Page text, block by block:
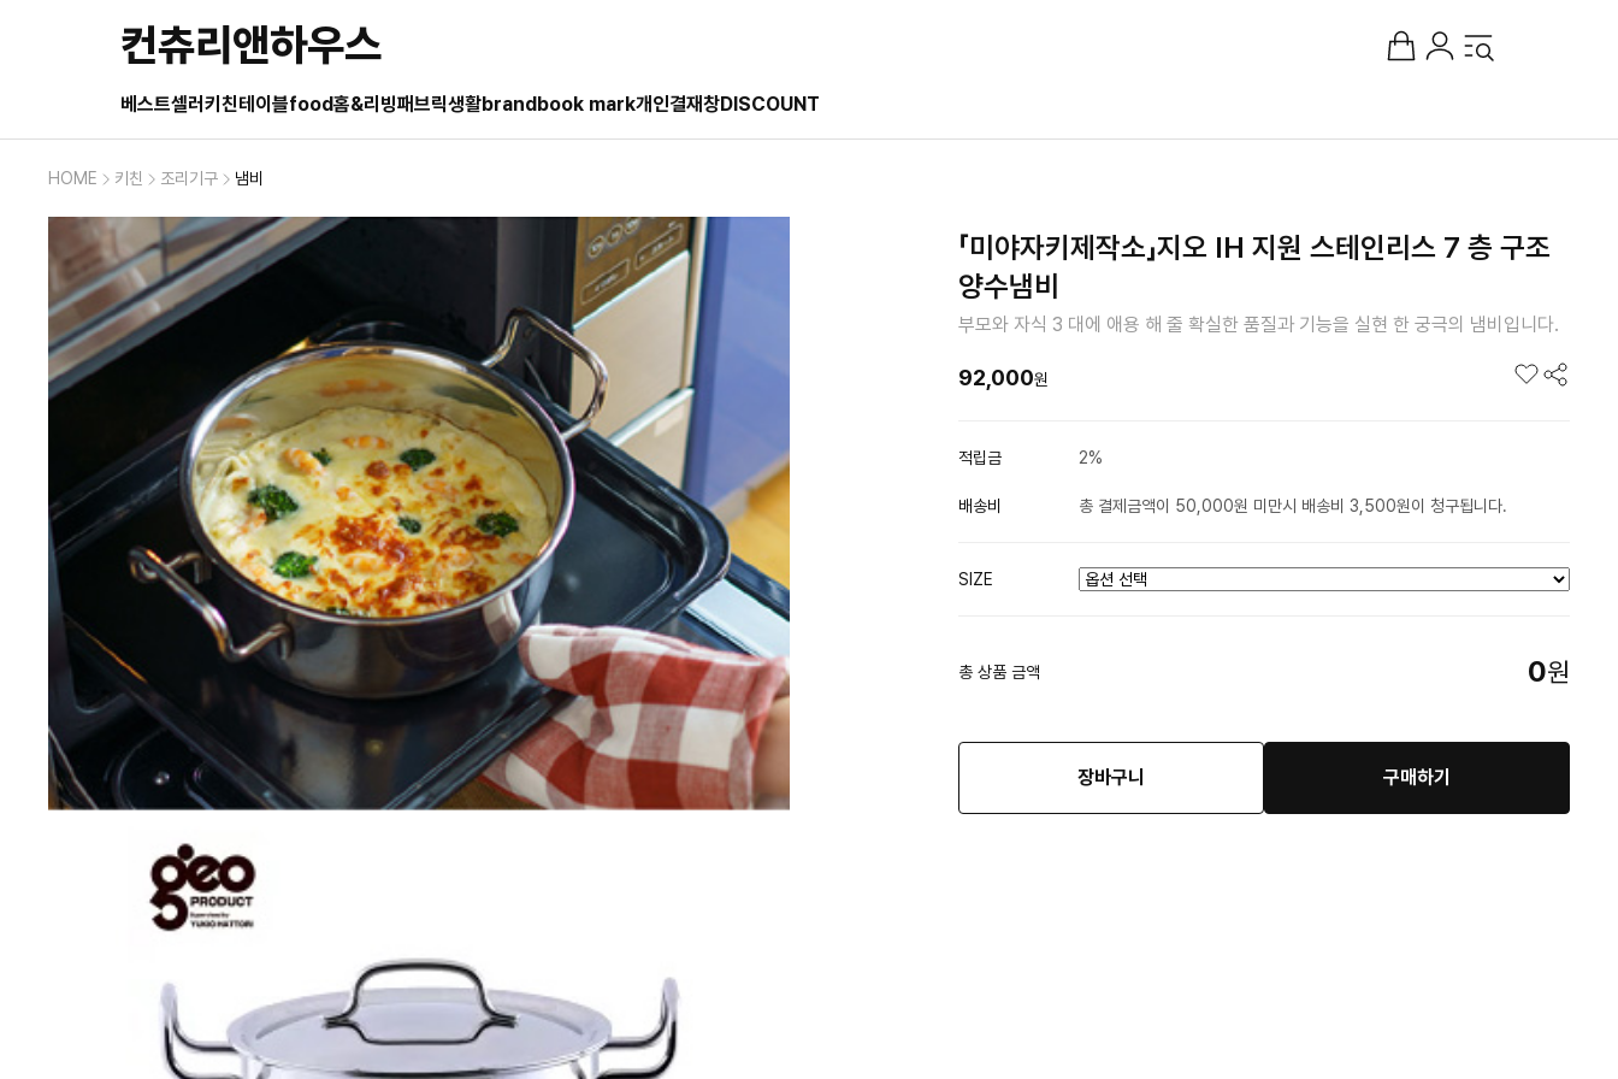
컨츄리앤하우스
베스트셀러 키친테이블food홈&리빙패브릭생활brandbook mark개인결재창DISCOUNT
HOME 키친 조리기구 냄비
「미야자키제작소」지오 IH 지원 스테인리스 7 층 구조
양수냄비
부모와 자식 3 대에 애용 해 줄 확실한 품질과 기능을 실현 한 궁극의 냄비입니다.
92,000원
적립금 2%
배송비 총 결제금액이 50,000원 미만시 배송비 3,500원이 청구됩니다.
SIZE
총 상품 금액 0원
장바구니 구매하기